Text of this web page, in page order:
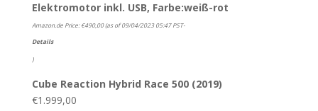
Elektromotor inkl. USB, Farbe:weiß-rot
Amazon.de Price:€490,00(as of 09/04/2023 05:47 PST-
Details
)
Cube Reaction Hybrid Race 500 (2019)
€1.999,00